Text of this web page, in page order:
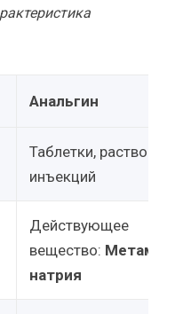
Анальгин
Таблетки, раствор
инъекций
Действующее
вещество:
натрия